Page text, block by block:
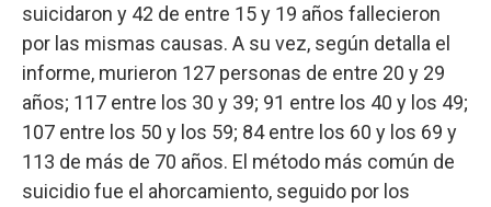
suicidaron y 42 de entre 15 y 19 años fallecieron
por las mismas causas. A su vez, según detalla el
informe, murieron 127 personas de entre 20 y 29
años; 117 entre los 30 y 39; 91 entre los 40 y los 49;
107 entre los 50 y los 59; 84 entre los 60 y los 69 y
113 de más de 70 años. El método más común de
suicidio fue el ahorcamiento, seguido por los